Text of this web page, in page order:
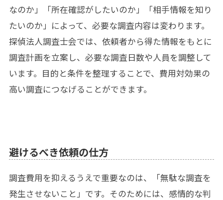
なのか」「所在確認がしたいのか」「相手情報を知り
たいのか」によって、必要な調査内容は変わります。
探偵法人調査士会では、依頼者から得た情報をもとに
調査計画を立案し、必要な調査日数や人員を調整して
います。目的と条件を整理することで、費用対効果の
高い調査につなげることができます。
避けるべき依頼の仕方
調査費用を抑えるうえで重要なのは、「無駄な調査を
発生させないこと」です。そのためには、感情的な判